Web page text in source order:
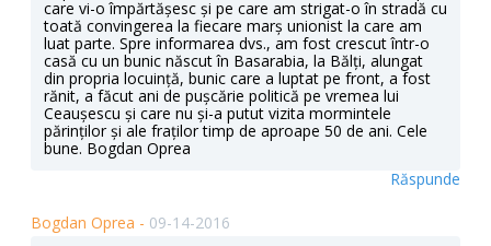
care vi-o împărtășesc și pe care am strigat-o în stradă cu
toată convingerea la fiecare marș unionist la care am
luat parte. Spre informarea dvs., am fost crescut într-o
casă cu un bunic născut în Basarabia, la Bălți, alungat
din propria locuință, bunic care a luptat pe front, a fost
rănit, a făcut ani de pușcărie politică pe vremea lui
Ceaușescu și care nu și-a putut vizita mormintele
părinților și ale fraților timp de aproape 50 de ani. Cele
bune. Bogdan Oprea
Răspunde
Bogdan Oprea - 09-14-2016